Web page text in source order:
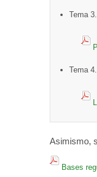
Tema
Tema
Asimismo,
Bases